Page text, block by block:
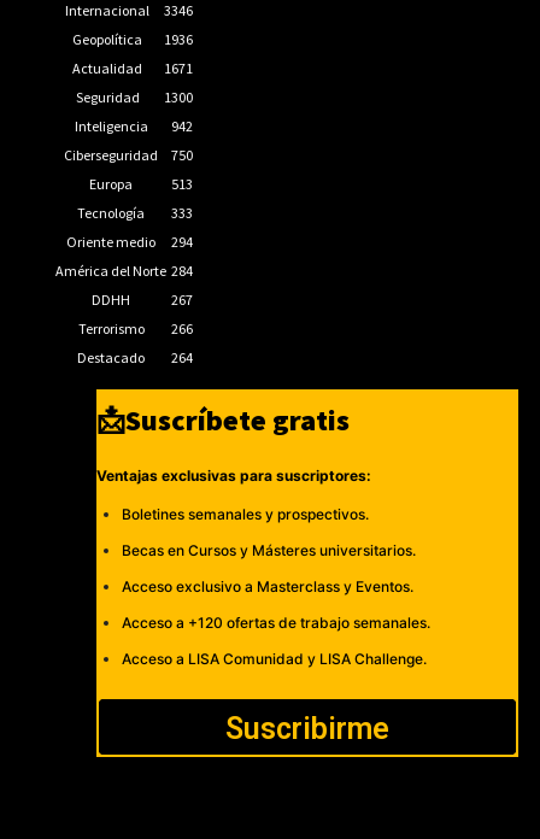
Internacional
3346
Geopolítica
1936
Actualidad
1671
Seguridad
1300
Inteligencia
942
Ciberseguridad
750
Europa
513
Tecnología
333
Oriente medio
294
América del Norte 284
DDHH
267
Terrorismo
266
Destacado
264
📩Suscríbete gratis
Ventajas exclusivas para suscriptores:
Boletines semanales y prospectivos.
Becas en Cursos y Másteres universitarios.
Acceso exclusivo a Masterclass y Eventos.
Acceso a +120 ofertas de trabajo semanales.
Acceso a LISA Comunidad y LISA Challenge.
Suscribirme